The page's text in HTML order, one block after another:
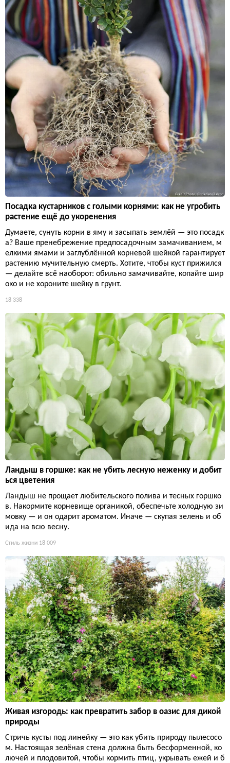
Посадка кустарников с голыми корнями: как не угробить
растение ещё до укоренения
Думаете, сунуть корни в яму и засыпать землёй — это посадк
а? Ваше пренебрежение предпосадочным замачиванием, м
елкими ямами и заглублённой корневой шейкой гарантирует
растению мучительную смерть. Хотите, чтобы куст прижился
— делайте всё наоборот: обильно замачивайте, копайте шир
око и не хороните шейку в грунт.
18 338
Ландыш в горшке: как не убить лесную неженку и добит
ься цветения
Ландыш не прощает любительского полива и тесных горшко
в. Накормите корневище органикой, обеспечьте холодную зи
мовку — и он одарит ароматом. Иначе — скупая зелень и об
ида на всю весну.
Стиль жизни 18 009
Живая изгородь: как превратить забор в оазис для дикой
природы
Стричь кусты под линейку — это как убить природу пылесосо
м. Настоящая зелёная стена должна быть бесформенной, ко
лючей и плодовитой, чтобы кормить птиц, укрывать ежей и б